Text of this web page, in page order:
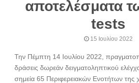
αποτελέσματα
tests
15 Ιουλίου 2022
Την Πέμπτη 14 Ιουλίου 2022,
δράσεις δωρεάν δειγματοληπτικού
σημεία 65 Περιφερειακών Ενοτήτων της